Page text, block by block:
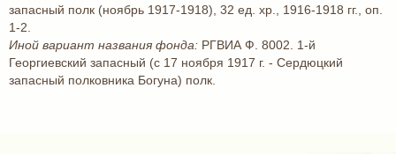
запасный полк (ноябрь 1917-1918), 32 ед. хр., 1916-1918 гг., оп.
1-2.
Иной вариант названия фонда: РГВИА Ф. 8002. 1-й
Георгиевский запасный (с 17 ноября 1917 г. - Сердюцкий
запасный полковника Богуна) полк.